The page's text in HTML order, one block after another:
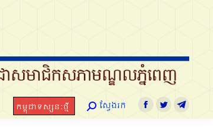
កម្ពុជាទស្សនៈថ្មី Search:
ស្វែងរក Facebook
Twitter